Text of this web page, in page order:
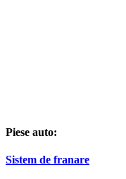
Piese auto:
Sistem de franare